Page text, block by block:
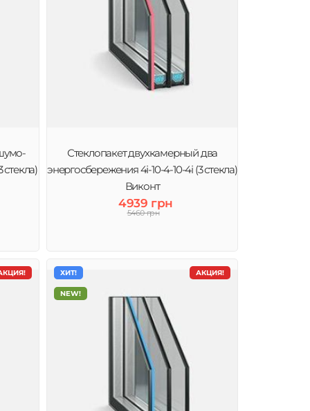
стекла)
Стеклопакет двухкамерный два
энергосбережения 4і-10-4-10-4і (3 стекла)
Виконт
4939 грн
5460 грн
АКЦИЯ!
ХИТ!
NEW!